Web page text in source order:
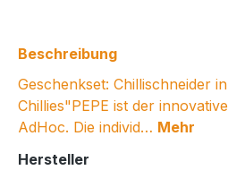
Beschreibung
Geschenkset: Chillischneider
Chillies"PEPE ist der
AdHoc. Die individ… Mehr
Hersteller